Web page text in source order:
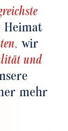
Heimat
, wir
und
mehr